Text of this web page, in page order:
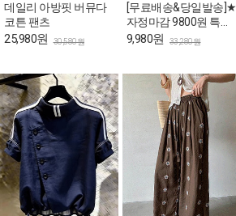
데일리 아방핏 버뮤다
코튼 팬츠
25,980원 30,580원
[무료배송&당일발송]★
자정마감 9800원 특가
★캐주얼 베어 박시 티
9,980원 33,280원